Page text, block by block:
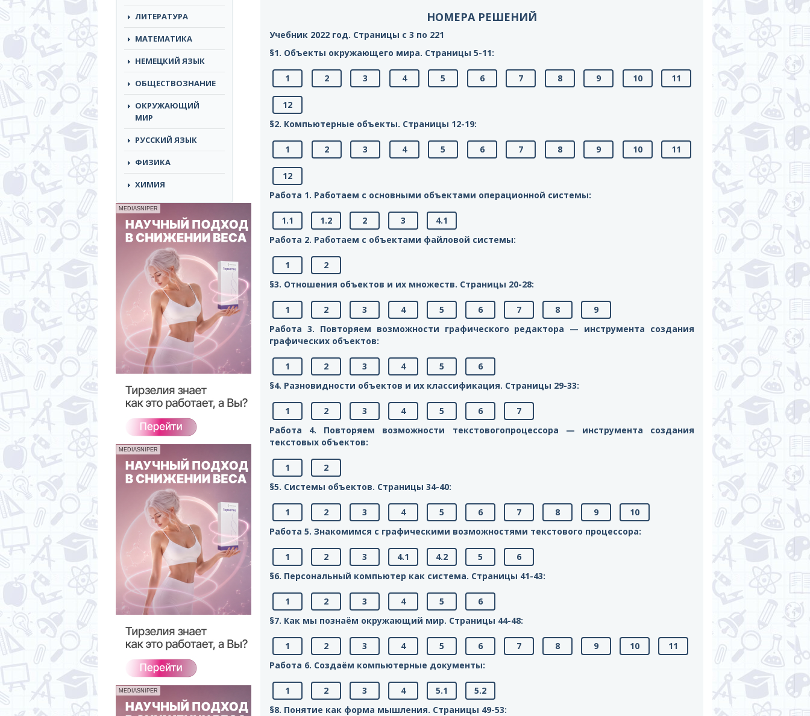
ЛИТЕРАТУРА
МАТЕМАТИКА
НЕМЕЦКИЙ ЯЗЫК
ОБЩЕСТВОЗНАНИЕ
ОКРУЖАЮЩИЙ
МИР
РУССКИЙ ЯЗЫК
ФИЗИКА
ХИМИЯ
MEDIASNIPER
MEDIASNIPER
MEDIASNIPER
НОМЕРА РЕШЕНИЙ
Учебник 2022 год. Страницы с 3 по 221
§1. Объекты окружающего мира. Cтраницы 5-11:
1 2 3 4 5 6 7 8 9 10 11
12
§2. Компьютерные объекты. Cтраницы 12-19:
1 2 3 4 5 6 7 8 9 10 11
12
Работа 1. Работаем с основными объектами операционной системы:
1.1 1.2 2 3
4.1
Работа 2. Работаем с объектами файловой системы:
1
2
§3. Отношения объектов и их множеств. Cтраницы 20-28:
1 2 3 4 5 6 7 8
9
Работа 3. Повторяем возможности графического редактора — инструмента создания
графических объектов:
1 2 3 4 5
6
§4. Разновидности объектов и их классификация. Cтраницы 29-33:
1 2 3 4 5 6
7
Работа 4. Повторяем возможности текстовогопроцессора — инструмента создания
текстовых объектов:
1
2
§5. Системы объектов. Cтраницы 34-40:
1 2 3 4 5 6 7 8 9
10
Работа 5. Знакомимся с графическими возможностями текстового процессора:
1 2 3 4.1 4.2 5
6
§6. Персональный компьютер как система. Cтраницы 41-43:
1 2 3 4 5
6
§7. Как мы познаём окружающий мир. Cтраницы 44-48:
1 2 3 4 5 6 7 8 9 10
11
Работа 6. Создаём компьютерные документы:
1 2 3 4 5.1
5.2
§8. Понятие как форма мышления. Cтраницы 49-53: